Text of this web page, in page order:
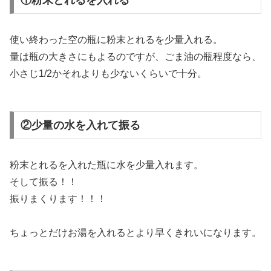
使い終わった空の瓶に粉末とれるを少量入れる。
量は瓶の大きさにもよるのですが、ごま油の瓶程度なら、
小さじ1/2かそれよりも少ないくらいで十分。
②少量の水を入れて振る
粉末とれるを入れた瓶に水を少量入れます。
そして振る！！
振りまくります！！！
ちょっとだけお湯を入れるとより早くきれいになります。